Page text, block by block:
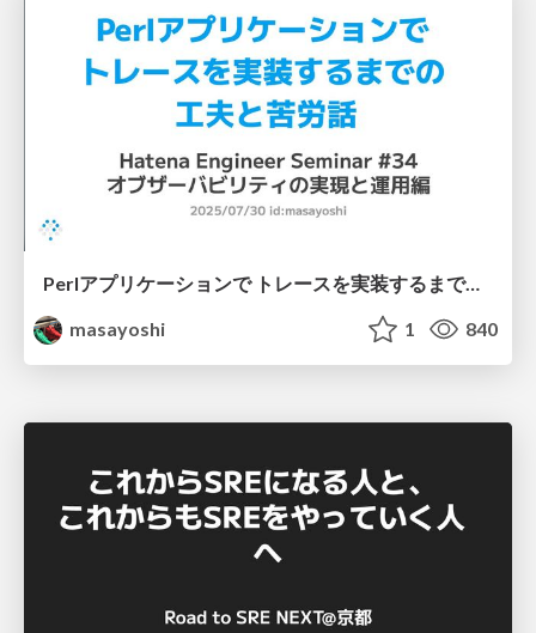
Perlアプリケーションで トレースを実装するまでの 工夫と苦労話
masayoshi
1 840